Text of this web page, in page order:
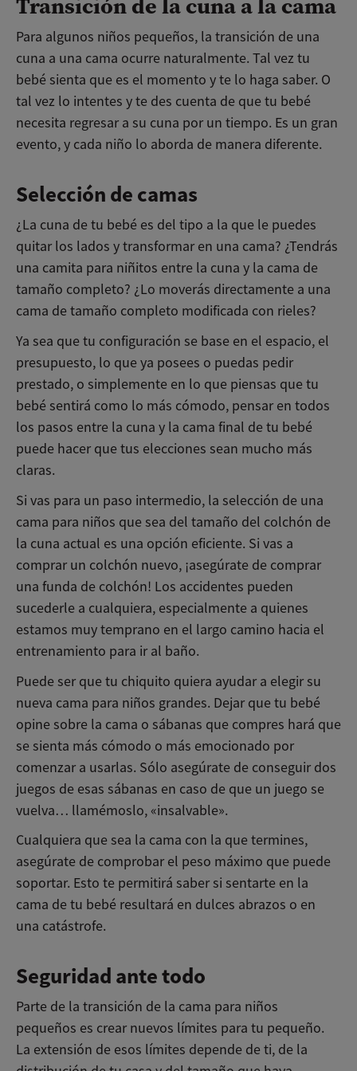
Para algunos niños pequeños, la transición de una
cuna a una cama ocurre naturalmente. Tal vez tu
bebé sienta que es el momento y te lo haga saber. O
tal vez lo intentes y te des cuenta de que tu bebé
necesita regresar a su cuna por un tiempo. Es un gran
evento, y cada niño lo aborda de manera diferente.
Selección de camas
¿La cuna de tu bebé es del tipo a la que le puedes
quitar los lados y transformar en una cama? ¿Tendrás
una camita para niñitos entre la cuna y la cama de
tamaño completo? ¿Lo moverás directamente a una
cama de tamaño completo modificada con rieles?
Ya sea que tu configuración se base en el espacio, el
presupuesto, lo que ya posees o puedas pedir
prestado, o simplemente en lo que piensas que tu
bebé sentirá como lo más cómodo, pensar en todos
los pasos entre la cuna y la cama final de tu bebé
puede hacer que tus elecciones sean mucho más
claras.
Si vas para un paso intermedio, la selección de una
cama para niños que sea del tamaño del colchón de
la cuna actual es una opción eficiente. Si vas a
comprar un colchón nuevo, ¡asegúrate de comprar
una funda de colchón! Los accidentes pueden
sucederle a cualquiera, especialmente a quienes
estamos muy temprano en el largo camino hacia el
entrenamiento para ir al baño.
Puede ser que tu chiquito quiera ayudar a elegir su
nueva cama para niños grandes. Dejar que tu bebé
opine sobre la cama o sábanas que compres hará que
se sienta más cómodo o más emocionado por
comenzar a usarlas. Sólo asegúrate de conseguir dos
juegos de esas sábanas en caso de que un juego se
vuelva… llamémoslo, «insalvable».
Cualquiera que sea la cama con la que termines,
asegúrate de comprobar el peso máximo que puede
soportar. Esto te permitirá saber si sentarte en la
cama de tu bebé resultará en dulces abrazos o en
una catástrofe.
Seguridad ante todo
Parte de la transición de la cama para niños
pequeños es crear nuevos límites para tu pequeño.
La extensión de esos límites depende de ti, de la